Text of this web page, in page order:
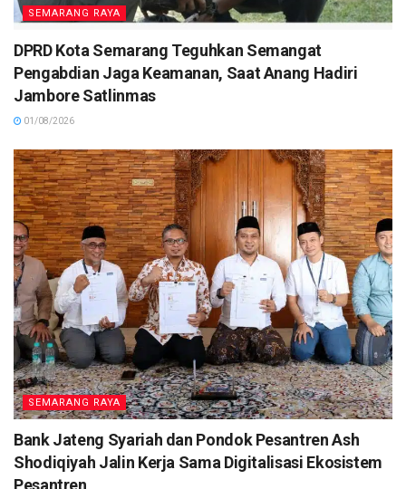
SEMARANG RAYA
DPRD Kota Semarang Teguhkan Semangat
Pengabdian Jaga Keamanan, Saat Anang Hadiri
Jambore Satlinmas
01/08/2026
SEMARANG RAYA
Bank Jateng Syariah dan Pondok Pesantren Ash
Shodiqiyah Jalin Kerja Sama Digitalisasi Ekosistem